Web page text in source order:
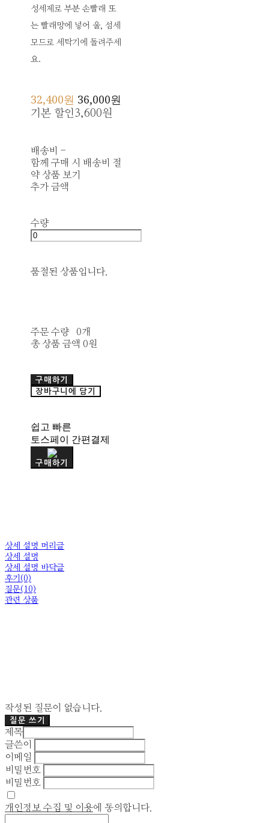
성세제로 부분 손빨래 또
는 빨래망에 넣어 울, 섬세
모드로 세탁기에 돌려주세
요.
32,400원 36,000원
기본 할인3,600원
배송비 -
함께 구매 시 배송비 절
약 상품 보기
추가 금액
수량
품절된 상품입니다.
주문 수량
0개
총 상품 금액 0원
구매하기
장바구니에 담기
쉽고 빠른
토스페이 간편결제
구매하기
상세 설명 머리글
상세 설명
상세 설명 바닥글
후기(0)
질문(10)
관련 상품
작성된 질문이 없습니다.
질문 쓰기
제목
글쓴이
이메일
비밀번호
비밀번호
개인정보 수집 및 이용에 동의합니다.